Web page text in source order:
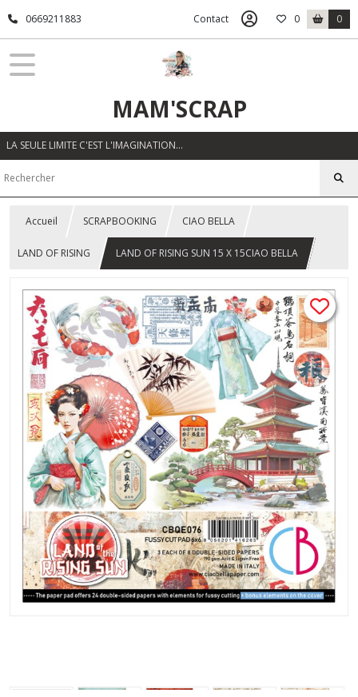
0669211883 Contact 0 0
MAM'SCRAP
LA SEULE LIMITE C'EST L'IMAGINATION…
Accueil SCRAPBOOKING CIAO BELLA
LAND OF RISING LAND OF RISING SUN 15 X 15CIAO BELLA